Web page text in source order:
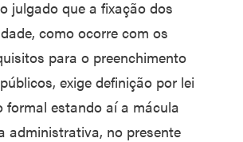
julgado que a fixação dos
como ocorre com os
para o preenchimento
exige definição por lei
formal estando aí a mácula
administrativa, no presente